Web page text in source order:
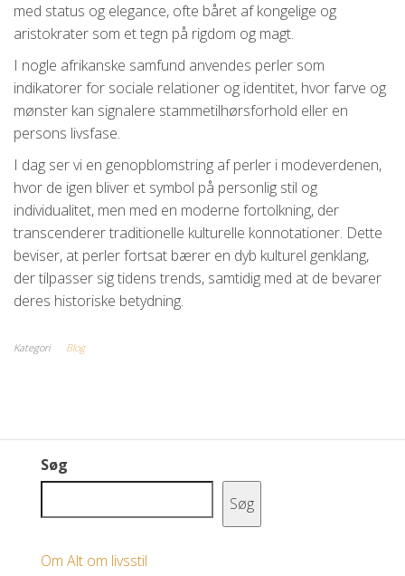
med status og elegance, ofte båret af kongelige og
aristokrater som et tegn på rigdom og magt.
I nogle afrikanske samfund anvendes perler som
indikatorer for sociale relationer og identitet, hvor farve og
mønster kan signalere stammetilhørsforhold eller en
persons livsfase.
I dag ser vi en genopblomstring af perler i modeverdenen,
hvor de igen bliver et symbol på personlig stil og
individualitet, men med en moderne fortolkning, der
transcenderer traditionelle kulturelle konnotationer. Dette
beviser, at perler fortsat bærer en dyb kulturel genklang,
der tilpasser sig tidens trends, samtidig med at de bevarer
deres historiske betydning.
Kategori Blog
Søg
Søg
Om Alt om livsstil